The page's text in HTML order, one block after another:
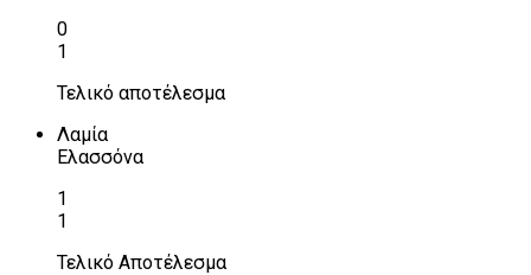
0
1
Τελικό αποτέλεσμα
Λαμία
Ελασσόνα
1
1
Τελικό Αποτέλεσμα